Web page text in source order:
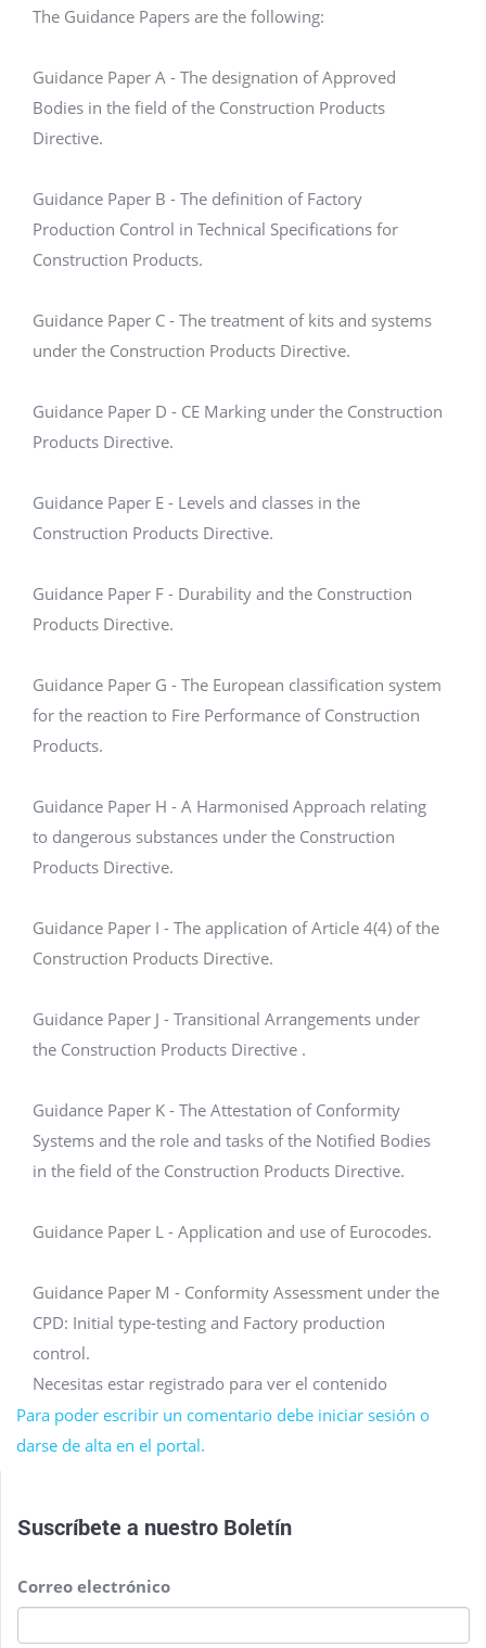
The Guidance Papers are the following:
Guidance Paper A - The designation of Approved
Bodies in the field of the Construction Products
Directive.
Guidance Paper B - The definition of Factory
Production Control in Technical Specifications for
Construction Products.
Guidance Paper C - The treatment of kits and systems
under the Construction Products Directive.
Guidance Paper D - CE Marking under the Construction
Products Directive.
Guidance Paper E - Levels and classes in the
Construction Products Directive.
Guidance Paper F - Durability and the Construction
Products Directive.
Guidance Paper G - The European classification system
for the reaction to Fire Performance of Construction
Products.
Guidance Paper H - A Harmonised Approach relating
to dangerous substances under the Construction
Products Directive.
Guidance Paper I - The application of Article 4(4) of the
Construction Products Directive.
Guidance Paper J - Transitional Arrangements under
the Construction Products Directive .
Guidance Paper K - The Attestation of Conformity
Systems and the role and tasks of the Notified Bodies
in the field of the Construction Products Directive.
Guidance Paper L - Application and use of Eurocodes.
Guidance Paper M - Conformity Assessment under the
CPD: Initial type-testing and Factory production
control.
Necesitas estar registrado para ver el contenido
Para poder escribir un comentario debe iniciar sesión o
darse de alta en el portal.
Suscríbete a nuestro Boletín
Correo electrónico